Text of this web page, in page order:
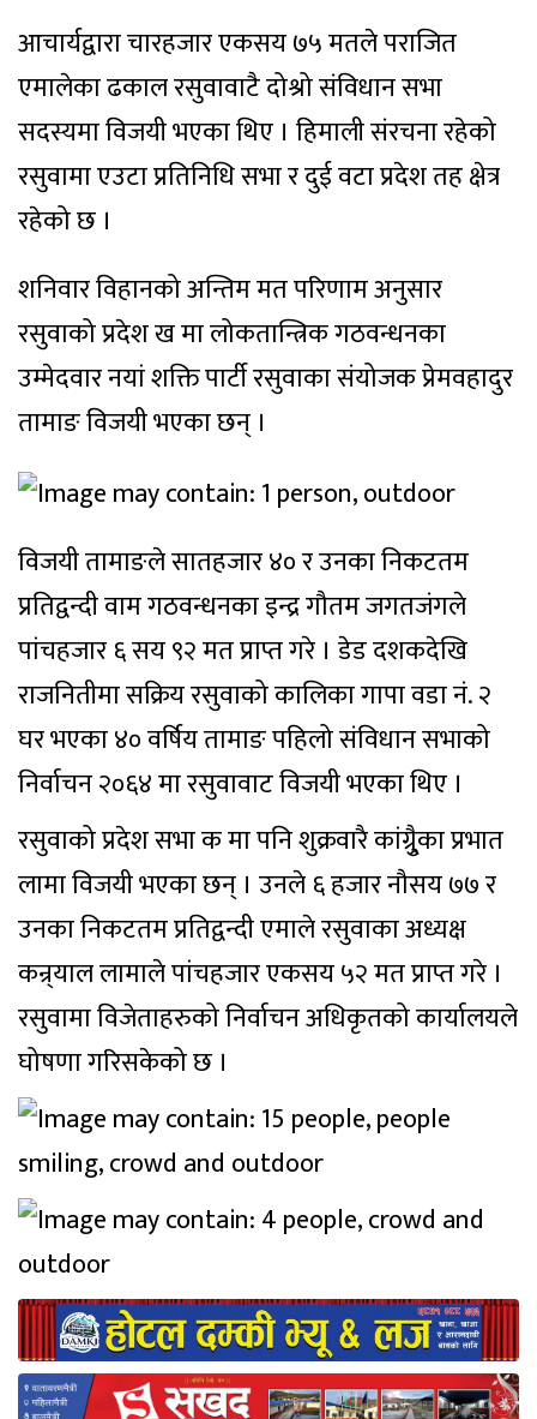
आचार्यद्वारा चारहजार एकसय ७५ मतले पराजित
एमालेका ढकाल रसुवावाटै दोश्रो संविधान सभा
सदस्यमा विजयी भएका थिए । हिमाली संरचना रहेको
रसुवामा एउटा प्रतिनिधि सभा र दुई वटा प्रदेश तह क्षेत्र
रहेको छ ।
शनिवार विहानको अन्तिम मत परिणाम अनुसार
रसुवाको प्रदेश ख मा लोकतान्त्रिक गठवन्धनका
उम्मेदवार नयां शक्ति पार्टी रसुवाका संयोजक प्रेमवहादुर
तामाङ विजयी भएका छन् ।
विजयी तामाङले सातहजार ४० र उनका निकटतम
प्रतिद्वन्दी वाम गठवन्धनका इन्द्र गौतम जगतजंगले
पांचहजार ६ सय ९२ मत प्राप्त गरे । डेड दशकदेखि
राजनितीमा सक्रिय रसुवाको कालिका गापा वडा नं. २
घर भएका ४० वर्षिय तामाङ पहिलो संविधान सभाको
निर्वाचन २०६४ मा रसुवावाट विजयी भएका थिए ।
रसुवाको प्रदेश सभा क मा पनि शुक्रवारै कांग्र्रैुका प्रभात
लामा विजयी भएका छन् । उनले ६ हजार नौसय ७७ र
उनका निकटतम प्रतिद्वन्दी एमाले रसुवाका अध्यक्ष
कन्र्याल लामाले पांचहजार एकसय ५२ मत प्राप्त गरे ।
रसुवामा विजेताहरुको निर्वाचन अधिकृतको कार्यालयले
घोषणा गरिसकेको छ ।